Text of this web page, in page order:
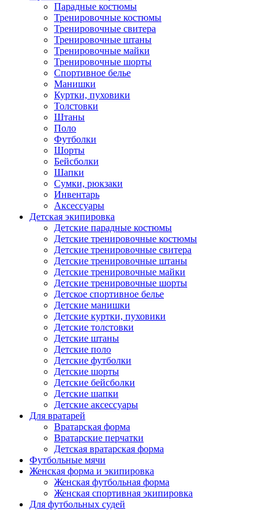
Парадные костюмы
Тренировочные костюмы
Тренировочные свитера
Тренировочные штаны
Тренировочные майки
Тренировочные шорты
Спортивное белье
Манишки
Куртки, пуховики
Толстовки
Штаны
Поло
Футболки
Шорты
Бейсболки
Шапки
Сумки, рюкзаки
Инвентарь
Аксессуары
Детская экипировка
Детские парадные костюмы
Детские тренировочные костюмы
Детские тренировочные свитера
Детские тренировочные штаны
Детские тренировочные майки
Детские тренировочные шорты
Детское спортивное белье
Детские манишки
Детские куртки, пуховики
Детские толстовки
Детские штаны
Детские поло
Детские футболки
Детские шорты
Детские бейсболки
Детские шапки
Детские аксессуары
Для вратарей
Вратарская форма
Вратарские перчатки
Детская вратарская форма
Футбольные мячи
Женская форма и экипировка
Женская футбольная форма
Женская спортивная экипировка
Для футбольных судей